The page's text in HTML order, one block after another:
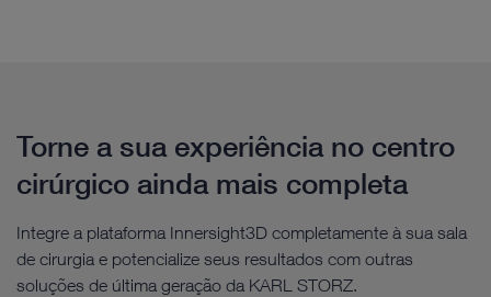
Torne a sua experiência no centro
cirúrgico ainda mais completa
Integre a plataforma Innersight3D completamente à sua sala
de cirurgia e potencialize seus resultados com outras
soluções de última geração da KARL STORZ.